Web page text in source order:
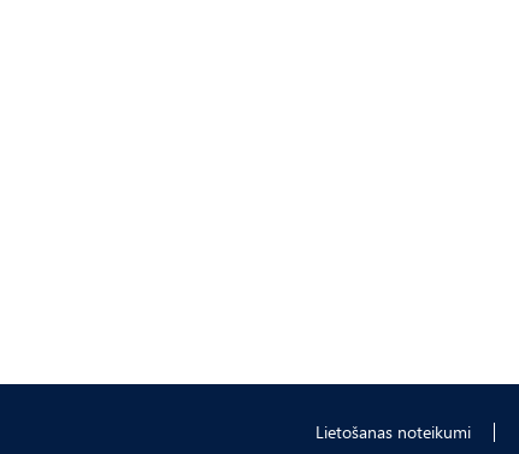
Lietošanas noteikumi